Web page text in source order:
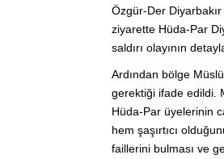
Özgür-Der
ziyarette Hüda-Par
saldırı olayının
Ardından bölge
gerektiği ifade edildi.
Hüda-Par üyelerinin
hem şaşırtıcı
faillerini bulması ve